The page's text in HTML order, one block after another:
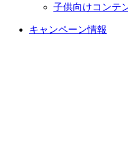
子供向けコンテ
キャンペーン情報